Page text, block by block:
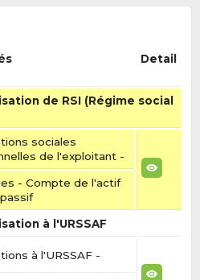
Detail
de RSI (Régime social
sociales
de l'exploitant -
- Compte de l'actif
à l'URSSAF
à l'URSSAF -